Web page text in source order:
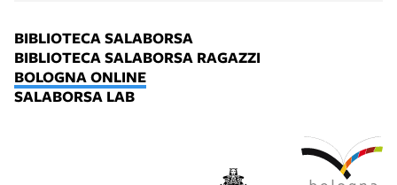
BIBLIOTECA SALABORSA
BIBLIOTECA SALABORSA RAGAZZI
BOLOGNA ONLINE
SALABORSA LAB